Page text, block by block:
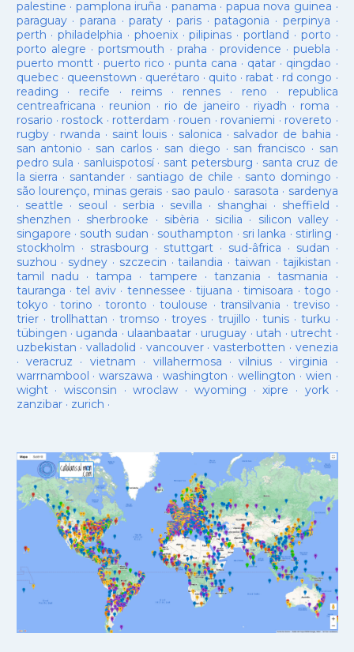
palestine · pamplona iruña · panama · papua nova guinea ·
paraguay· parana ·paraty · paris·patagonia · perpinya ·
perth ·philadelphia · phoenix·pilipinas ·portland · porto ·
porto alegre ·portsmouth ·praha · providence ·puebla ·
puerto montt· puerto rico ·punta cana · qatar · qingdao ·
quebec· queenstown · querétaro · quito · rabat · rd congo ·
reading · recife · reims· rennes · reno · republica
centreafricana · reunion · rio de janeiro · riyadh · roma ·
rosario · rostock · rotterdam · rouen · rovaniemi · rovereto ·
rugby· rwanda · saint louis · salonica · salvador de bahia ·
san antonio · san carlos· san diego · san francisco · san
pedro sula · sanluispotosí· sant petersburg · santa cruz de
la sierra · santander · santiago de chile · santo domingo ·
são lourenço, minas gerais · sao paulo · sarasota · sardenya
· seattle · seoul · serbia · sevilla · shanghai · sheffield ·
shenzhen · sherbrooke · sibèria · sicilia · silicon valley ·
singapore · south sudan · southampton · sri lanka · stirling ·
stockholm · strasbourg · stuttgart· sud-âfrica · sudan ·
suzhou · sydney · szczecin ·tailandia ·taiwan · tajikistan ·
tamil nadu ·tampa · tampere · tanzania ·tasmania ·
tauranga ·tel aviv· tennessee ·tijuana ·timisoara ·togo ·
tokyo ·torino ·toronto ·toulouse ·transilvania ·treviso ·
trier· trollhattan · tromso · troyes·trujillo ·tunis ·turku ·
tübingen · uganda · ulaanbaatar · uruguay · utah · utrecht ·
uzbekistan · valladolid · vancouver· vasterbotten · venezia
· veracruz · vietnam · villahermosa ·vilnius ·virginia ·
warrnambool ·warszawa ·washington · wellington · wien ·
wight· wisconsin ·wroclaw · wyoming ·xipre · york·
zanzibar· zurich ·